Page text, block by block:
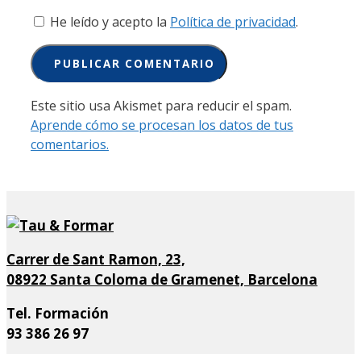
He leído y acepto la Política de privacidad.
Este sitio usa Akismet para reducir el spam.
Aprende cómo se procesan los datos de tus
comentarios.
Carrer de Sant Ramon, 23,
08922 Santa Coloma de Gramenet, Barcelona
Tel. Formación
93 386 26 97